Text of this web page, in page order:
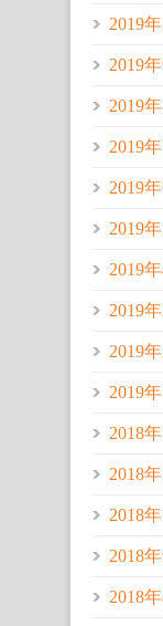
2019
2019
2019
2019
2019
2019
2019
2019
2019
2019
2018
2018
2018
2018
2018